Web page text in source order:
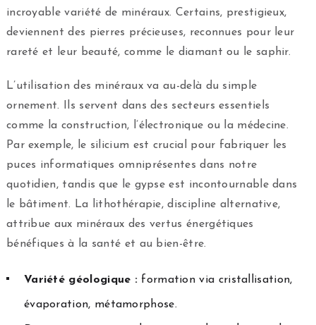
incroyable variété de minéraux. Certains, prestigieux,
deviennent des pierres précieuses, reconnues pour leur
rareté et leur beauté, comme le diamant ou le saphir.
L’utilisation des minéraux va au-delà du simple
ornement. Ils servent dans des secteurs essentiels
comme la construction, l’électronique ou la médecine.
Par exemple, le silicium est crucial pour fabriquer les
puces informatiques omniprésentes dans notre
quotidien, tandis que le gypse est incontournable dans
le bâtiment. La lithothérapie, discipline alternative,
attribue aux minéraux des vertus énergétiques
bénéfiques à la santé et au bien-être.
Variété géologique : formation via cristallisation,
évaporation, métamorphose.